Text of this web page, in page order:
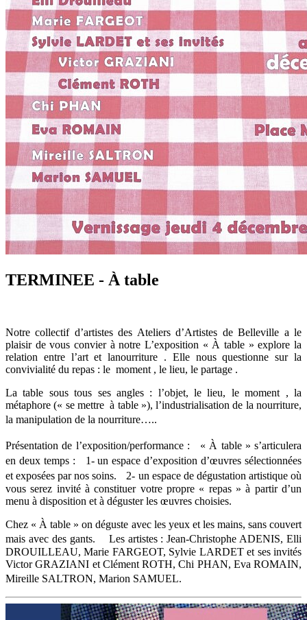
TERMINEE - À table
Notre collectif d’artistes des Ateliers d’Artistes de Belleville a le
plaisir de vous convier à notre L’exposition « À table » explore la
relation entre l’art et lanourriture . Elle nous questionne sur la
convivialité du repas : le moment , le lieu, le partage .
La table sous tous ses angles : l’objet, le lieu, le moment , la
métaphore (« se mettre à table »), l’industrialisation de la nourriture,
la manipulation de la nourriture…..
Présentation de l’exposition/performance : « À table » s’articulera
en deux temps : 1- un espace d’exposition d’œuvres sélectionnées
et exposées par nos soins. 2- un espace de dégustation artistique où
vous serez invité à constituer votre propre « repas » à partir d’un
menu à disposition et à déguster les œuvres choisies.
Chez « À table » on déguste avec les yeux et les mains, sans couvert
mais avec des gants. Les artistes : Jean-Christophe ADENIS, Elli
DROUILLEAU, Marie FARGEOT, Sylvie LARDET et ses invités
Victor GRAZIANI et Clément ROTH, Chi PHAN, Eva ROMAIN,
Mireille SALTRON, Marion SAMUEL.